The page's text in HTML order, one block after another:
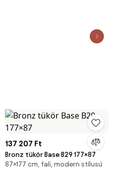
137 207 Ft
Bronz tükör Base B29 177×87
87×177 cm, fali, modern stílusú